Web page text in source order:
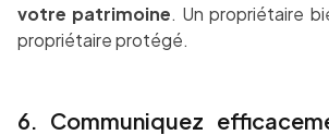
votre patrimoine. Un propriétaire
propriétaire protégé.
6. Communiquez